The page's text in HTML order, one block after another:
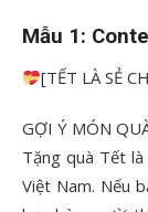
Mẫu 1:
[TẾT LÀ SẺ
GỢI Ý MÓN
Tặng quà Tết
Việt Nam. Nếu